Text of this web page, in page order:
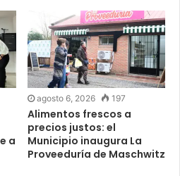
a
agosto 6, 2026 197
Alimentos frescos a
precios justos: el
Municipio inaugura La
Proveeduría de Maschwitz